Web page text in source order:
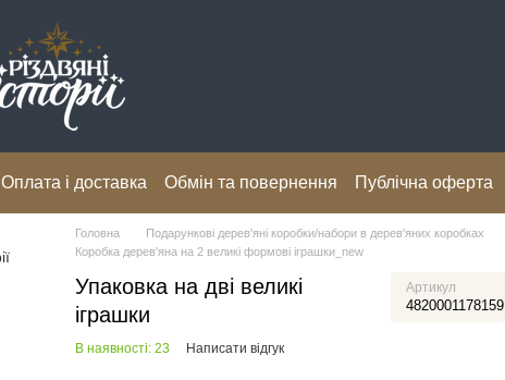
Оплата і доставка Обмін та повернення Публічна оферта
Головна
Подарункові дерев'яні коробки/набори в дерев'яних коробках
Коробка дерев'яна на 2 великі формові іграшки_new
Упаковка на дві великі
іграшки
Артикул
4820001178159
В наявності: 23 Написати відгук